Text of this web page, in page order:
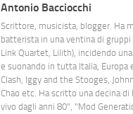
Antonio Bacciocchi
Scrittore, musicista, blogger. Ha
batterista in una ventina di
Link Quartet, Lilith), incidendo
e suonando in tutta Italia, Europa
Clash, Iggy and the Stooges,
Chao etc. Ha scritto una decina
vivo dagli anni 80", "Mod